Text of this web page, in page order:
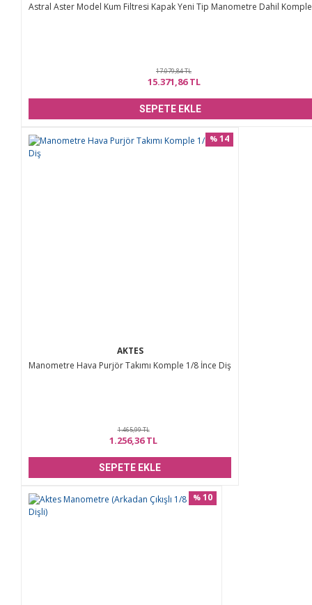
Astral Aster Model Kum Filtresi Kapak Yeni Tip Manometre Dahil Komple
17.079,84 TL
15.371,86 TL
SEPETE EKLE
AKTES
Manometre Hava Purjör Takımı Komple 1/8 İnce Diş
% 14
1.465,99 TL
1.256,36 TL
SEPETE EKLE
% 10